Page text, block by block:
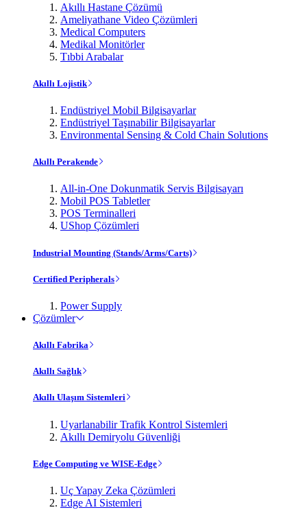
Akıllı Hastane Çözümü
Ameliyathane Video Çözümleri
Medical Computers
Medikal Monitörler
Tıbbi Arabalar
Akıllı Lojistik
Endüstriyel Mobil Bilgisayarlar
Endüstriyel Taşınabilir Bilgisayarlar
Environmental Sensing & Cold Chain Solutions
Akıllı Perakende
All-in-One Dokunmatik Servis Bilgisayarı
Mobil POS Tabletler
POS Terminalleri
UShop Çözümleri
Industrial Mounting (Stands/Arms/Carts)
Certified Peripherals
Power Supply
Çözümler
Akıllı Fabrika
Akıllı Sağlık
Akıllı Ulaşım Sistemleri
Uyarlanabilir Trafik Kontrol Sistemleri
Akıllı Demiryolu Güvenliği
Edge Computing ve WISE-Edge
Uç Yapay Zeka Çözümleri
Edge AI Sistemleri